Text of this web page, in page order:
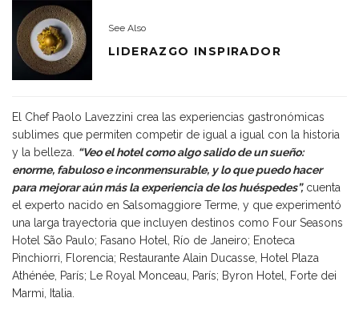
See Also
LIDERAZGO INSPIRADOR
El Chef Paolo Lavezzini crea las experiencias gastronómicas
sublimes que permiten competir de igual a igual con la historia
y la belleza.
“Veo el hotel como algo salido de un sueño:
enorme, fabuloso e inconmensurable, y lo que puedo hacer
para mejorar aún más la experiencia de los huéspedes”,cuenta
el experto nacido en Salsomaggiore Terme, y que experimentó
una larga trayectoria que incluyen destinos como Four Seasons
Hotel São Paulo; Fasano Hotel, Río de Janeiro; Enoteca
Pinchiorri, Florencia; Restaurante Alain Ducasse, Hotel Plaza
Athénée, París; Le Royal Monceau, París; Byron Hotel, Forte dei
Marmi, Italia.